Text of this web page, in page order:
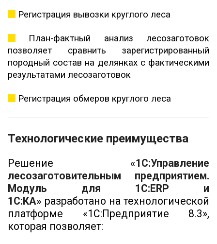
Регистрация вывозки круглого леса
План-фактный анализ лесозаготовок
позволяет сравнить зарегистрированный
породный состав на делянках с фактическими
результатами лесозаготовок
Регистрация обмеров круглого леса
Технологические преимущества
Решение «1С:Управление
лесозаготовительным предприятием.
Модуль для 1С:ERP и
1С:КА» разработано на технологической
платформе «1С:Предприятие 8.3»,
которая позволяет: